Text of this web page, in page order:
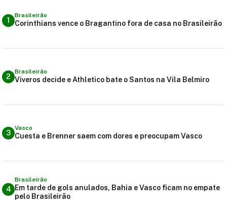
1
Brasileirão
Corinthians vence o Bragantino fora de casa no Brasileirão
2
Brasileirão
Viveros decide e Athletico bate o Santos na Vila Belmiro
3
Vasco
Cuesta e Brenner saem com dores e preocupam Vasco
4
Brasileirão
Em tarde de gols anulados, Bahia e Vasco ficam no empate
pelo Brasileirão